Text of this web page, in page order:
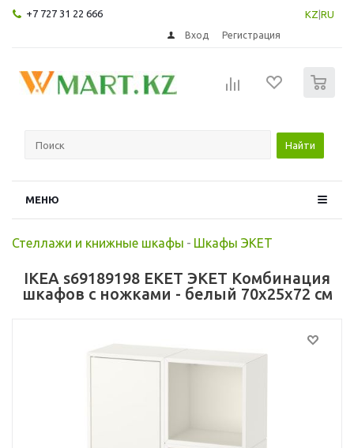
+7 727 31 22 666 KZ RU
Вход Регистрация
Найти
МЕНЮ
Стеллажи и книжные шкафы - Шкафы ЭКЕТ
IKEA s69189198 EKET ЭКЕТ Комбинация
шкафов с ножками - белый 70x25x72 см